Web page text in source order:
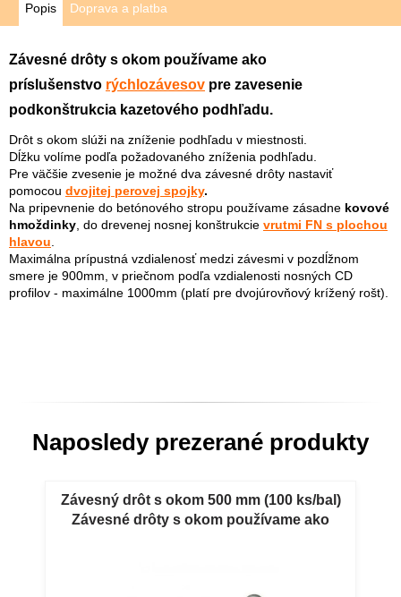
Popis Doprava a platba
Závesné drôty s okom používame ako
príslušenstvo rýchlozávesov pre zavesenie
podkonštrukcia kazetového podhľadu.
Drôt s okom slúži na zníženie podhľadu v miestnosti.
Dĺžku volíme podľa požadovaného zníženia podhľadu.
Pre väčšie zvesenie je možné dva závesné drôty nastaviť
pomocou dvojitej perovej spojky.
Na pripevnenie do betónového stropu používame zásadne kovové
hmoždinky, do drevenej nosnej konštrukcie vrutmi FN s plochou
hlavou.
Maximálna prípustná vzdialenosť medzi závesmi v pozdĺžnom
smere je 900mm, v priečnom podľa vzdialenosti nosných CD
profilov - maximálne 1000mm (platí pre dvojúrovňový krížený rošt).
Naposledy prezerané produkty
Závesný drôt s okom 500 mm (100 ks/bal)
Závesné drôty s okom používame ako